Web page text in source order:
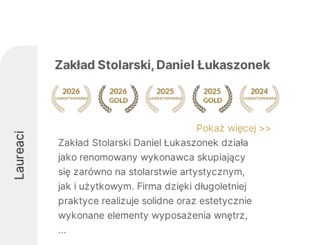
Laureaci
Zakład Stolarski, Daniel Łukaszonek
Pokaż więcej >>
Zakład Stolarski Daniel Łukaszonek działa
jako renomowany wykonawca skupiający
się zarówno na stolarstwie artystycznym,
jak i użytkowym. Firma dzięki długoletniej
praktyce realizuje solidne oraz estetycznie
wykonane elementy wyposażenia wnętrz,
...